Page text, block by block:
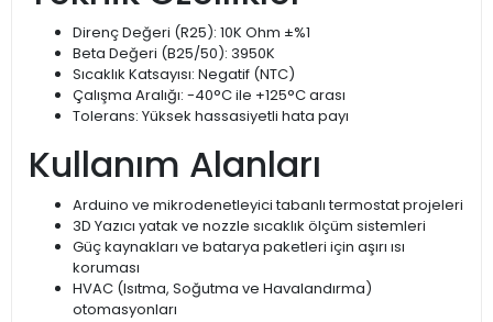
Direnç Değeri (R25): 10K Ohm ±%1
Beta Değeri (B25/50): 3950K
Sıcaklık Katsayısı: Negatif (NTC)
Çalışma Aralığı: -40°C ile +125°C arası
Tolerans: Yüksek hassasiyetli hata payı
Kullanım Alanları
Arduino ve mikrodenetleyici tabanlı termostat projeleri
3D Yazıcı yatak ve nozzle sıcaklık ölçüm sistemleri
Güç kaynakları ve batarya paketleri için aşırı ısı
koruması
HVAC (Isıtma, Soğutma ve Havalandırma)
otomasyonları